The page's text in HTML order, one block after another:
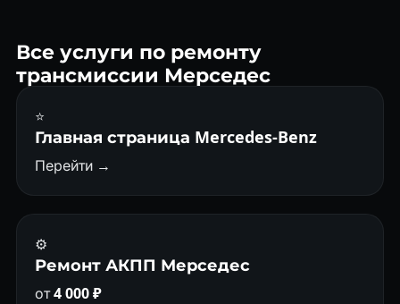
Все услуги по ремонту
трансмиссии Мерседес
⭐
Главная страница Mercedes-Benz
Перейти →
⚙️
Ремонт АКПП Мерседес
от4 000 ₽